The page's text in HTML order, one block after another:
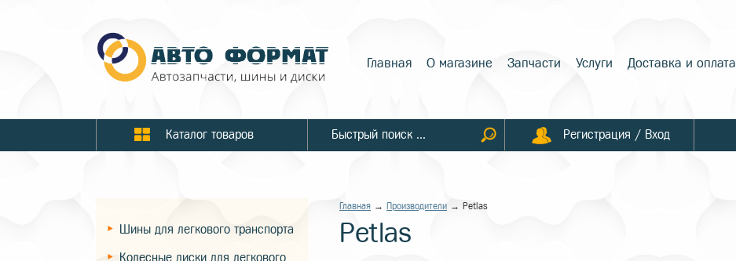
Главная О магазине Запчасти Услуги Доставка и оплата
Каталог товаров Регистрация / Вход
Шины для легкового транспорта
Колесные диски для легкового
Главная → Производители → Petlas
Petlas